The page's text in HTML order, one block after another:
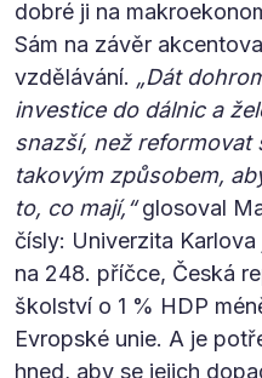
dobré ji na
Sám na závěr
vzdělávání. „Dát
investice do dálnic a
snazší, než reformovat
takovým způsobem,
to, co mají,“glosoval
čísly: Univerzita
na 248. příčce, Česká
školství o 1 % HDP
Evropské unie. A je
hned, aby se jejich